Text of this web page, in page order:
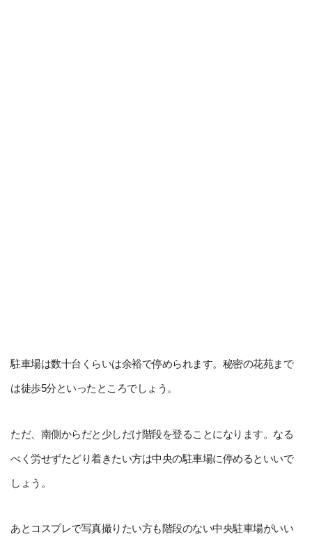
駐車場は数十台くらいは余裕で停められます。秘密の花苑まで
は徒歩5分といったところでしょう。
ただ、南側からだと少しだけ階段を登ることになります。なる
べく労せずたどり着きたい方は中央の駐車場に停めるといいで
しょう。
あとコスプレで写真撮りたい方も階段のない中央駐車場がいい